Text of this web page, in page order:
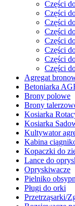
Części
Części
Części
Części
Części
Części
Części
Części
Agregat
Betoniarka
Brony polowe
Brony
Kosiarka
Kosiarka
Kultywator
Kabina
Kopaczki do
Lance do
Opryskiwacze
Pielniko
Pługi do orki
Przetrząsarki/